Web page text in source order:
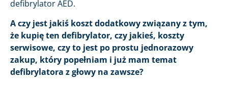
defibrylator AED.
A czy jest jakiś koszt dodatkowy związany z tym,
że kupię ten defibrylator, czy jakieś, koszty
serwisowe, czy to jest po prostu jednorazowy
zakup, który popełniam i już mam temat
defibrylatora z głowy na zawsze?